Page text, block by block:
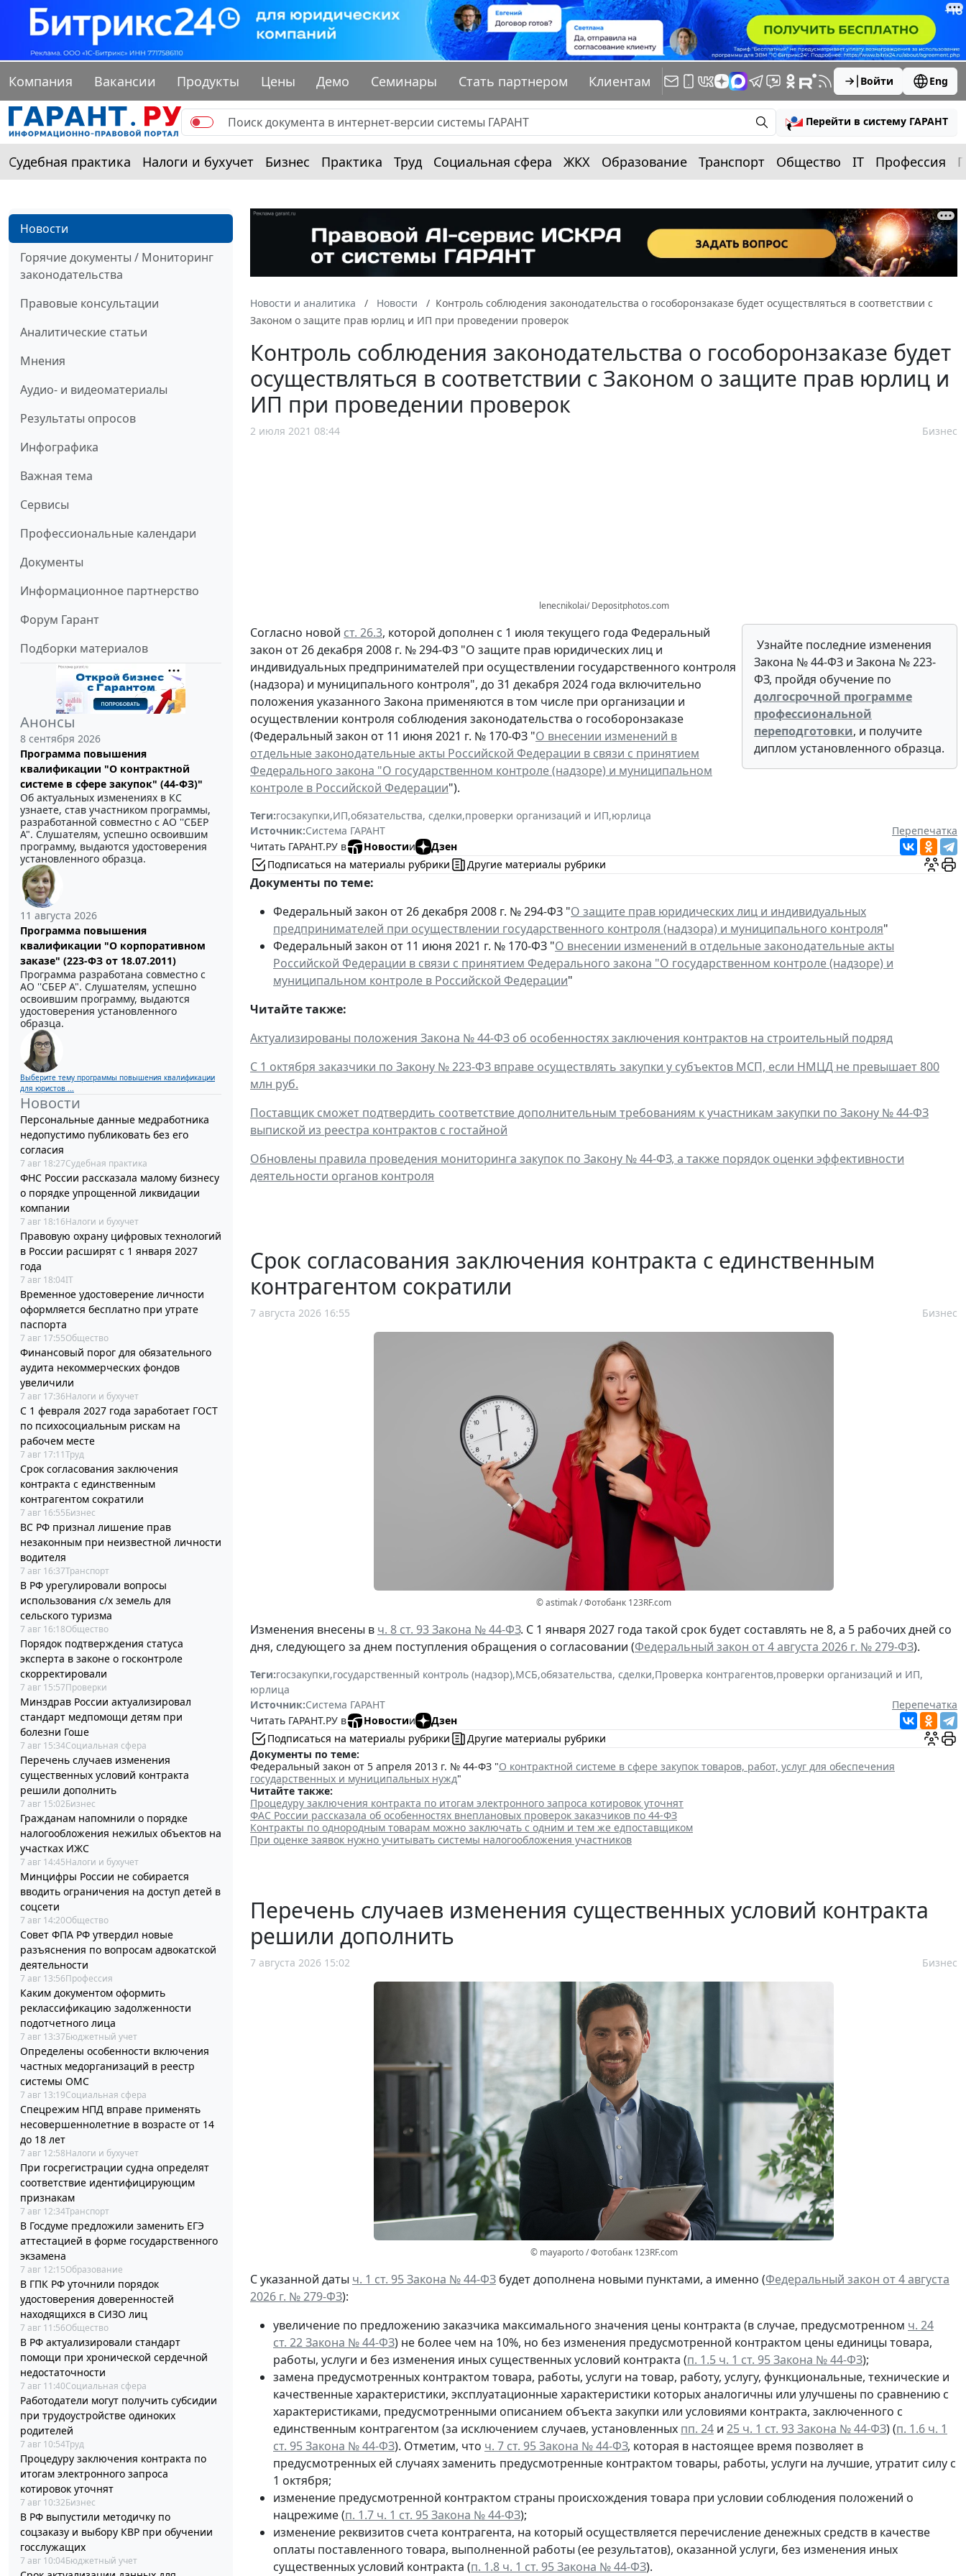
Компания Вакансии Продукты Цены Демо Семинары Стать партнером Клиентам Войти Eng
Перейти в систему ГАРАНТ
Судебная практика Налоги и бухучет Бизнес Практика Труд Социальная сфера ЖКХ Образование Транспорт Общество IT Профессия
Новости
Горячие документы / Мониторинг
законодательства
Правовые консультации
Аналитические статьи
Мнения
Аудио- и видеоматериалы
Результаты опросов
Инфографика
Важная тема
Сервисы
Профессиональные календари
Документы
Информационное партнерство
Форум Гарант
Подборки материалов
Анонсы
8 сентября 2026
Программа повышения
квалификации "О контрактной
системе в сфере закупок" (44-ФЗ)"
Об актуальных изменениях в КС
узнаете, став участником программы,
разработанной совместно с АО ''СБЕР
А". Слушателям, успешно освоившим
программу, выдаются удостоверения
установленного образца.
11 августа 2026
Программа повышения
квалификации "О корпоративном
заказе" (223-ФЗ от 18.07.2011)
Программа разработана совместно с
АО ''СБЕР А". Слушателям, успешно
освоившим программу, выдаются
удостоверения установленного
образца.
Выберите тему программы повышения квалификации
для юристов ...
Новости
Персональные данные медработника
недопустимо публиковать без его
согласия
7 авг 18:27Судебная практика
ФНС России рассказала малому бизнесу
о порядке упрощенной ликвидации
компании
7 авг 18:16Налоги и бухучет
Правовую охрану цифровых технологий
в России расширят с 1 января 2027
года
7 авг 18:04IT
Временное удостоверение личности
оформляется бесплатно при утрате
паспорта
7 авг 17:55Общество
Финансовый порог для обязательного
аудита некоммерческих фондов
увеличили
7 авг 17:36Налоги и бухучет
С 1 февраля 2027 года заработает ГОСТ
по психосоциальным рискам на
рабочем месте
7 авг 17:11Труд
Срок согласования заключения
контракта с единственным
контрагентом сократили
7 авг 16:55Бизнес
ВС РФ признал лишение прав
незаконным при неизвестной личности
водителя
7 авг 16:37Транспорт
В РФ урегулировали вопросы
использования с/х земель для
сельского туризма
7 авг 16:18Общество
Порядок подтверждения статуса
эксперта в законе о госконтроле
скорректировали
7 авг 15:57Проверки
Минздрав России актуализировал
стандарт медпомощи детям при
болезни Гоше
7 авг 15:34Социальная сфера
Перечень случаев изменения
существенных условий контракта
решили дополнить
7 авг 15:02Бизнес
Гражданам напомнили о порядке
налогообложения нежилых объектов на
участках ИЖС
7 авг 14:45Налоги и бухучет
Минцифры России не собирается
вводить ограничения на доступ детей в
соцсети
7 авг 14:20Общество
Совет ФПА РФ утвердил новые
разъяснения по вопросам адвокатской
деятельности
7 авг 13:56Профессия
Каким документом оформить
реклассификацию задолженности
подотчетного лица
7 авг 13:37Бюджетный учет
Определены особенности включения
частных медорганизаций в реестр
системы ОМС
7 авг 13:19Социальная сфера
Спецрежим НПД вправе применять
несовершеннолетние в возрасте от 14
до 18 лет
7 авг 12:58Налоги и бухучет
При госрегистрации судна определят
соответствие идентифицирующим
признакам
7 авг 12:34Транспорт
В Госдуме предложили заменить ЕГЭ
аттестацией в форме государственного
экзамена
7 авг 12:15Образование
В ГПК РФ уточнили порядок
удостоверения доверенностей
находящихся в СИЗО лиц
7 авг 11:56Общество
В РФ актуализировали стандарт
помощи при хронической сердечной
недостаточности
7 авг 11:40Социальная сфера
Работодатели могут получить субсидии
при трудоустройстве одиноких
родителей
7 авг 10:54Труд
Процедуру заключения контракта по
итогам электронного запроса
котировок уточнят
7 авг 10:32Бизнес
В РФ выпустили методичку по
соцзаказу и выбору КВР при обучении
госслужащих
7 авг 10:04Бюджетный учет
Новости и аналитика Новости
Контроль соблюдения законодательства о гособоронзаказе будет осуществляться в соответствии с
Законом о защите прав юрлиц и ИП при проведении проверок
Контроль соблюдения законодательства о гособоронзаказе будет
осуществляться в соответствии с Законом о защите прав юрлиц и
ИП при проведении проверок
2 июля 2021 08:44 Бизнес
lenecnikolai/ Depositphotos.com
Узнайте последние изменения
Закона № 44-ФЗ и Закона № 223-
ФЗ, пройдя обучение по
долгосрочной программе
профессиональной
переподготовки, и получите
диплом установленного образца.
Согласно новой ст. 26.3, которой дополнен с 1 июля текущего года Федеральный
закон от 26 декабря 2008 г. № 294-ФЗ "О защите прав юридических лиц и
индивидуальных предпринимателей при осуществлении государственного контроля
(надзора) и муниципального контроля", до 31 декабря 2024 года включительно
положения указанного Закона применяются в том числе при организации и
осуществлении контроля соблюдения законодательства о гособоронзаказе
(Федеральный закон от 11 июня 2021 г. № 170-ФЗ "О внесении изменений в
отдельные законодательные акты Российской Федерации в связи с принятием
Федерального закона "О государственном контроле (надзоре) и муниципальном
контроле в Российской Федерации").
Теги:госзакупки,ИП,обязательства, сделки,проверки организаций и ИП,юрлица
Источник:Система ГАРАНТ
Перепечатка
Читать ГАРАНТ.РУ в
Новостии
Дзен
Подписаться на материалы рубрики
Другие материалы рубрики
Документы по теме:
Федеральный закон от 26 декабря 2008 г. № 294-ФЗ "О защите прав юридических лиц и индивидуальных
предпринимателей при осуществлении государственного контроля (надзора) и муниципального контроля"
Федеральный закон от 11 июня 2021 г. № 170-ФЗ "О внесении изменений в отдельные законодательные акты
Российской Федерации в связи с принятием Федерального закона "О государственном контроле (надзоре) и
муниципальном контроле в Российской Федерации"
Читайте также:
Актуализированы положения Закона № 44-ФЗ об особенностях заключения контрактов на строительный подряд
С 1 октября заказчики по Закону № 223-ФЗ вправе осуществлять закупки у субъектов МСП, если НМЦД не превышает 800
млн руб.
Поставщик сможет подтвердить соответствие дополнительным требованиям к участникам закупки по Закону № 44-ФЗ
выпиской из реестра контрактов с гостайной
Обновлены правила проведения мониторинга закупок по Закону № 44-ФЗ, а также порядок оценки эффективности
деятельности органов контроля
Срок согласования заключения контракта с единственным
контрагентом сократили
7 августа 2026 16:55 Бизнес
© astimak / Фотобанк 123RF.com
Изменения внесены в ч. 8 ст. 93 Закона № 44-ФЗ. С 1 января 2027 года такой срок будет составлять не 8, а 5 рабочих дней со
дня, следующего за днем поступления обращения о согласовании (Федеральный закон от 4 августа 2026 г. № 279-ФЗ).
Теги:госзакупки,государственный контроль (надзор),МСБ,обязательства, сделки,Проверка контрагентов,проверки организаций и ИП,
юрлица
Источник:Система ГАРАНТ
Перепечатка
Читать ГАРАНТ.РУ в
Новостии
Дзен
Подписаться на материалы рубрики
Другие материалы рубрики
Документы по теме:
Федеральный закон от 5 апреля 2013 г. № 44-ФЗ "О контрактной системе в сфере закупок товаров, работ, услуг для обеспечения
государственных и муниципальных нужд"
Читайте также:
Процедуру заключения контракта по итогам электронного запроса котировок уточнят
ФАС России рассказала об особенностях внеплановых проверок заказчиков по 44-ФЗ
Контракты по однородным товарам можно заключать с одним и тем же едпоставщиком
При оценке заявок нужно учитывать системы налогообложения участников
Перечень случаев изменения существенных условий контракта
решили дополнить
7 августа 2026 15:02 Бизнес
© mayaporto / Фотобанк 123RF.com
С указанной даты ч. 1 ст. 95 Закона № 44-ФЗ будет дополнена новыми пунктами, а именно (Федеральный закон от 4 августа
2026 г. № 279-ФЗ):
увеличение по предложению заказчика максимального значения цены контракта (в случае, предусмотренном ч. 24
ст. 22 Закона № 44-ФЗ) не более чем на 10%, но без изменения предусмотренной контрактом цены единицы товара,
работы, услуги и без изменения иных существенных условий контракта (п. 1.5 ч. 1 ст. 95 Закона № 44-ФЗ);
замена предусмотренных контрактом товара, работы, услуги на товар, работу, услугу, функциональные, технические и
качественные характеристики, эксплуатационные характеристики которых аналогичны или улучшены по сравнению с
характеристиками, предусмотренными описанием объекта закупки или условиями контракта, заключенного с
единственным контрагентом (за исключением случаев, установленных пп. 24 и 25 ч. 1 ст. 93 Закона № 44-ФЗ) (п. 1.6 ч. 1
ст. 95 Закона № 44-ФЗ). Отметим, что ч. 7 ст. 95 Закона № 44-ФЗ, которая в настоящее время позволяет в
предусмотренных ей случаях заменить предусмотренные контрактом товары, работы, услуги на лучшие, утратит силу с
1 октября;
изменение предусмотренной контрактом страны происхождения товара при условии соблюдения положений о
нацрежиме (п. 1.7 ч. 1 ст. 95 Закона № 44-ФЗ);
изменение реквизитов счета контрагента, на который осуществляется перечисление денежных средств в качестве
оплаты поставленного товара, выполненной работы (ее результатов), оказанной услуги, без изменения иных
существенных условий контракта (п. 1.8 ч. 1 ст. 95 Закона № 44-ФЗ).